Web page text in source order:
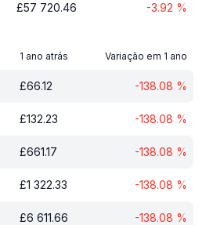
£57 720.46 -3.92 %
1 ano atrás Variação em 1 ano
£66.12 -138.08 %
£132.23 -138.08 %
£661.17 -138.08 %
£1 322.33 -138.08 %
£6 611.66 -138.08 %